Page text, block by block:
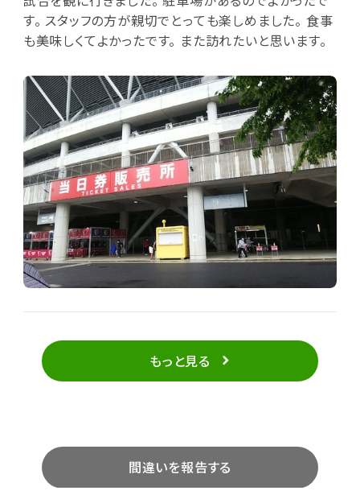
す。 スタッフの方が親切でとっても楽しめました。 食事
も美味しくてよかったです。 また訪れたいと思います。
もっと見る
間違いを報告する